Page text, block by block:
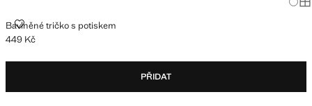
Bavlněné tričko s potiskem
BAVLNĚNÉ TRIČKO S POTISKEM
Aktuální cena [449 Kč ]
449 Kč
PŘIDAT